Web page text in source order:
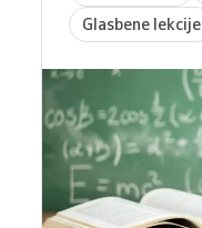
Glasbene lekcije